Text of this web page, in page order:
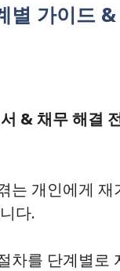
가이드
& 채무 해결
는 개인에게
다.
차를 단계별로